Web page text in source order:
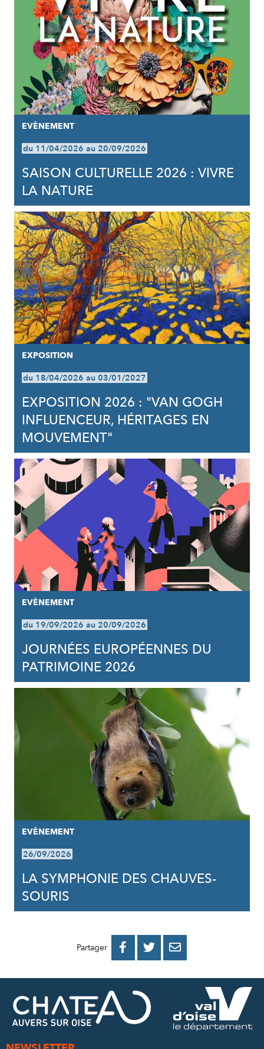
EVÈNEMENT
du 11/04/2026 au 20/09/2026
SAISON CULTURELLE 2026 : VIVRE
LA NATURE
EXPOSITION
du 18/04/2026 au 03/01/2027
EXPOSITION 2026 : "VAN GOGH
INFLUENCEUR, HÉRITAGES EN
MOUVEMENT"
EVÈNEMENT
du 19/09/2026 au 20/09/2026
JOURNÉES EUROPÉENNES DU
PATRIMOINE 2026
EVÈNEMENT
26/09/2026
LA SYMPHONIE DES CHAUVES-
SOURIS
Partager 
PARTAGER
FACEBOOK
PARTAGER
PARTAGER
MAIL